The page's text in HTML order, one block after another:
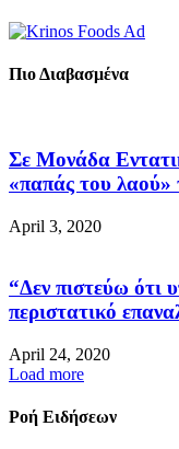
Πιο Διαβασμένα
Σε Μονάδα
«παπάς του λαού»
April 3, 2020
“Δεν πιστεύω ότι
περιστατικό
April 24, 2020
Load more
Ροή Ειδήσεων